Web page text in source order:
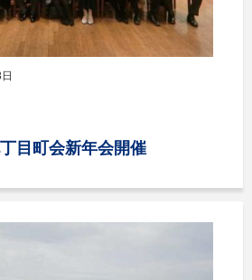
目町会新年会開催